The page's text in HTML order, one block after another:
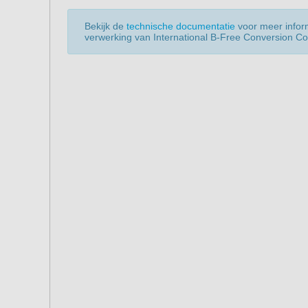
Bekijk de technische documentatie voor meer
verwerking van International B-Free Conversion